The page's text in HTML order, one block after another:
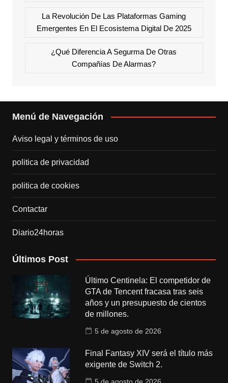
La Revolución De Las Plataformas Gaming
Emergentes En El Ecosistema Digital De 2025
¿Qué Diferencia A Segurma De Otras
Compañías De Alarmas?
Menú de Navegación
Aviso legal y términos de uso
politica de privacidad
politica de cookies
Contactar
Diario24horas
Últimos Post
Último Centinela: El competidor de
GTA de Tencent fracasa tras seis
años y un presupuesto de cientos
de millones.
5 de agosto de 2026
Final Fantasy XIV será el título más
exigente de Switch 2.